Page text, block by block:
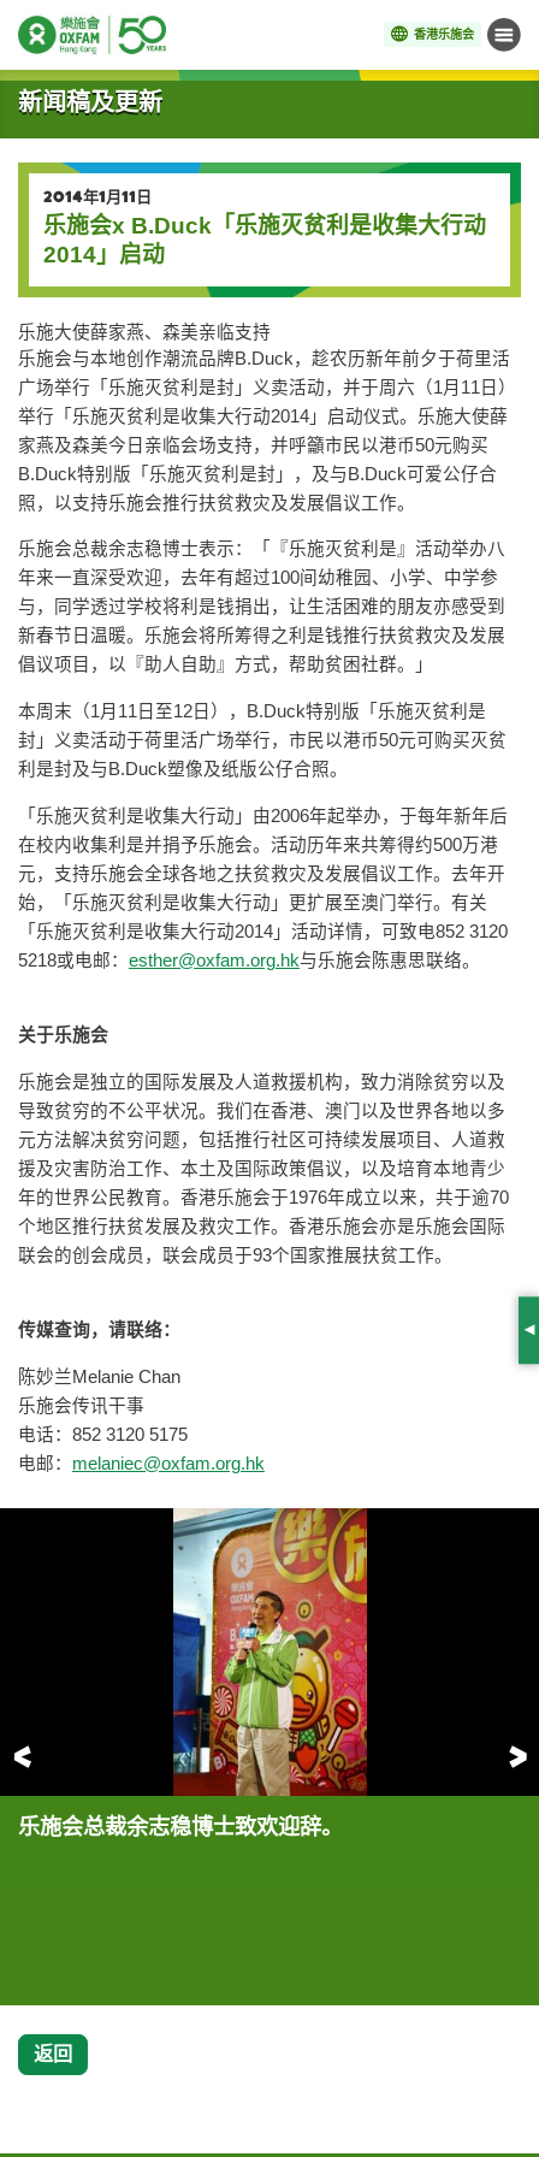
香港乐施会 菜单
开始主要内容
新闻稿及更新
2014年1月11日
乐施会x B.Duck「乐施灭贫利是收集大行动
2014」启动
乐施大使薛家燕、森美亲临支持
乐施会与本地创作潮流品牌B.Duck，趁农历新年前夕于荷里活
广场举行「乐施灭贫利是封」义卖活动，并于周六（1月11日）
举行「乐施灭贫利是收集大行动2014」启动仪式。乐施大使薛
家燕及森美今日亲临会场支持，并呼籲市民以港币50元购买
B.Duck特别版「乐施灭贫利是封」，及与B.Duck可爱公仔合
照，以支持乐施会推行扶贫救灾及发展倡议工作。
乐施会总裁余志稳博士表示：「『乐施灭贫利是』活动举办八
年来一直深受欢迎，去年有超过100间幼稚园、小学、中学参
与，同学透过学校将利是钱捐出，让生活困难的朋友亦感受到
新春节日温暖。乐施会将所筹得之利是钱推行扶贫救灾及发展
倡议项目，以『助人自助』方式，帮助贫困社群。」
本周末（1月11日至12日），B.Duck特别版「乐施灭贫利是
封」义卖活动于荷里活广场举行，市民以港币50元可购买灭贫
利是封及与B.Duck塑像及纸版公仔合照。
「乐施灭贫利是收集大行动」由2006年起举办，于每年新年后
在校内收集利是并捐予乐施会。活动历年来共筹得约500万港
元，支持乐施会全球各地之扶贫救灾及发展倡议工作。去年开
始，「乐施灭贫利是收集大行动」更扩展至澳门举行。有关
「乐施灭贫利是收集大行动2014」活动详情，可致电852 3120
5218或电邮： esther@oxfam.org.hk与乐施会陈惠思联络。
关于乐施会
乐施会是独立的国际发展及人道救援机构，致力消除贫穷以及
导致贫穷的不公平状况。我们在香港、澳门以及世界各地以多
元方法解决贫穷问题，包括推行社区可持续发展项目、人道救
援及灾害防治工作、本土及国际政策倡议，以及培育本地青少
年的世界公民教育。香港乐施会于1976年成立以来，共于逾70
个地区推行扶贫发展及救灾工作。香港乐施会亦是乐施会国际
联会的创会成员，联会成员于93个国家推展扶贫工作。
传媒查询，请联络：
陈妙兰Melanie Chan
乐施会传讯干事
电话：852 3120 5175
电邮： melaniec@oxfam.org.hk
前一页
乐施会总裁余志稳博士致欢迎辞。
乐施大使薛家燕(中)和森美(右一)于周末（1月11日）
乐施大使薛家燕(中)和森美(右一)于周末（1月11日）
乐施大使薛家燕(右三)和森美(左三)、乐施会总裁余
乐施会总裁余志稳博士(右三)与乐施会筹款及传讯总
返回